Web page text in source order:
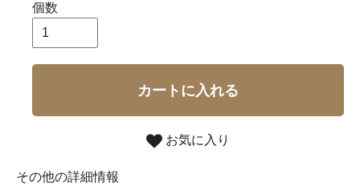
個数
カートに入れる
お気に入り
その他の詳細情報